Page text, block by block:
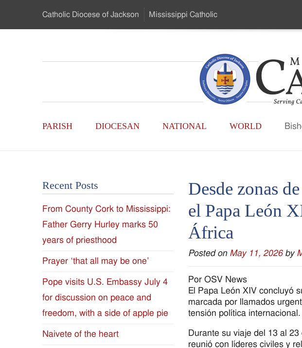
…
Catholic Diocese of Jackson Mississippi Catholic
Catholic
-
of
the
Diocese
of
Jackson
Since
1954
Main
PARISH DIOCESAN NATIONAL WORLD
Desde zonas
el Papa León
África
Posted on May 11, 2026 by
Por OSV News
El Papa León XIV concluyó
marcada por llamados
tensión política internacional.
Durante su viaje del 13 al
reunió con líderes civiles y
Recent Posts
From County Cork to Mississippi:
Father Gerry Hurley marks 50
years of priesthood
Prayer ‘that all may be one’
Pope visits U.S. Embassy July 4
for discussion on peace and
freedom, with a side of apple pie
Naivete of the heart